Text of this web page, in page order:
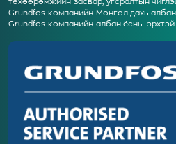
төхөөрөмжийн засвар, угсралтын
Grundfos компанийн Монгол дахь
Grundfos компанийн албан ёсны